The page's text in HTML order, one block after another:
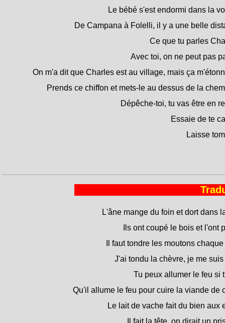
Le bébé s'est endormi dans la
De Campana à Folelli, il y a une belle
Ce que tu parles
Avec toi, on ne peut pas
On m'a dit que Charles est au village, mais ça
Prends ce chiffon et mets-le au dessus de la
Dépêche-toi, tu vas être en
Essaie de te
Laisse
L'âne mange du foin et dort dans
Ils ont coupé le bois et l'ont
Il faut tondre les moutons
J'ai tondu la chèvre, je me suis
Tu peux allumer le feu si
Qu'il allume le feu pour cuire la viande de
Le lait de vache fait du bien aux